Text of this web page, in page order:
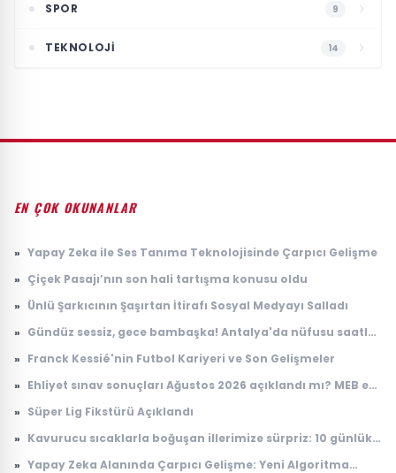
SPOR 9
TEKNOLOJI 14
EN ÇOK OKUNANLAR
» Yapay Zeka ile Ses Tanıma Teknolojisinde Çarpıcı Gelişme
» Çiçek Pasajı’nın son hali tartışma konusu oldu
» Ünlü Şarkıcının Şaşırtan İtirafı Sosyal Medyayı Salladı
» Gündüz sessiz, gece bambaşka! Antalya'da nüfusu saatler
» Franck Kessié'nin Futbol Kariyeri ve Son Gelişmeler
» Ehliyet sınav sonuçları Ağustos 2026 açıklandı mı? MEB e-
» Süper Lig Fikstürü Açıklandı
» Kavurucu sıcaklarla boğuşan illerimize sürpriz: 10 günlük
» Yapay Zeka Alanında Çarpıcı Gelişme: Yeni Algoritma